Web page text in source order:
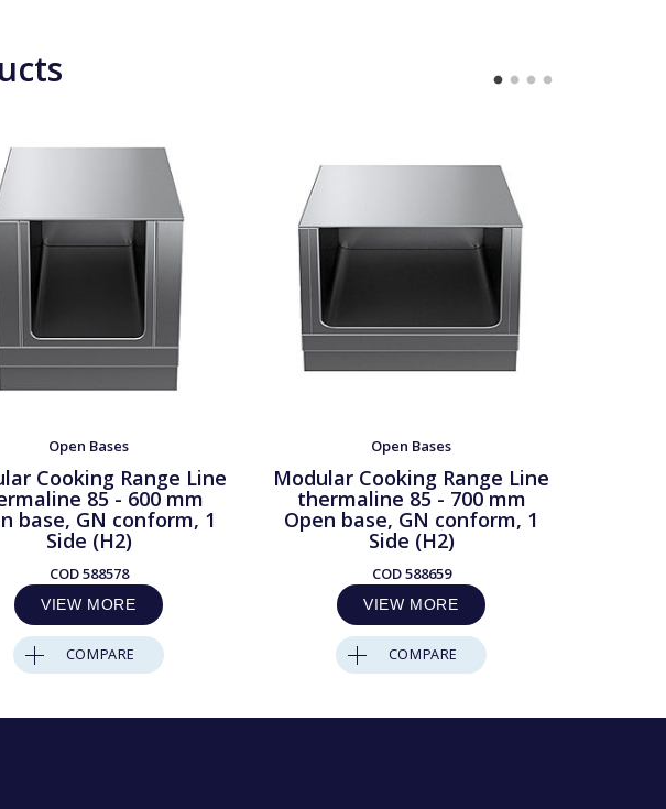
Open Bases
Cooking Range Line
85 - 600 mm
base, GN conform, 1
Side (H2)
COD588578
VIEW MORE
COMPARE
Open Bases
Modular Cooking Range Line
thermaline 85 - 700 mm
Open base, GN conform, 1
Side (H2)
COD588659
VIEW MORE
COMPARE